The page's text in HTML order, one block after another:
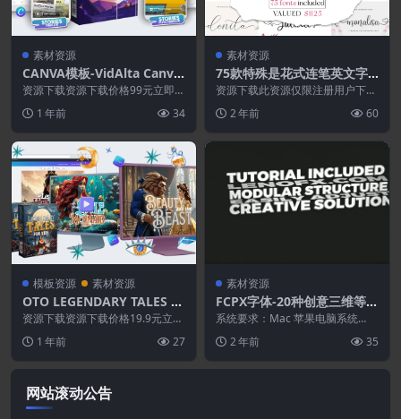
素材资源
CANVA模板-VidAlta Canva
白金版
资源下载资源下载价格99元立即购
源永久更新资源!一...
1 年前 34
素材资源
75款特殊是花式连笔英文字
体合集-花体英文字体合集
资源下载此资源仅限注册用户下
保证所有资源永久更新资...
2 年前 60
模板资源 素材资源
OTO LEGENDARY TALES W
L
资源下载资源下载价格19.9元立即
1 年前 27
素材资源
FCPX字体-20种创意三维等距
翻转文字标题排版动画
系统要求：Mac 苹果电脑系统
持Intel和...
2 年前 35
网站滚动公告